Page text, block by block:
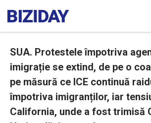
SUA. Protestele împotriva
imigrație se extind, de pe o
pe măsură ce ICE continuă
împotriva imigranților, iar
California, unde a fost trimisă